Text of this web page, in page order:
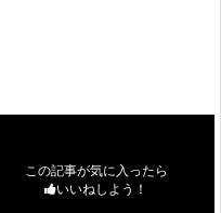
この記事が気に入ったら
いいねしよう！